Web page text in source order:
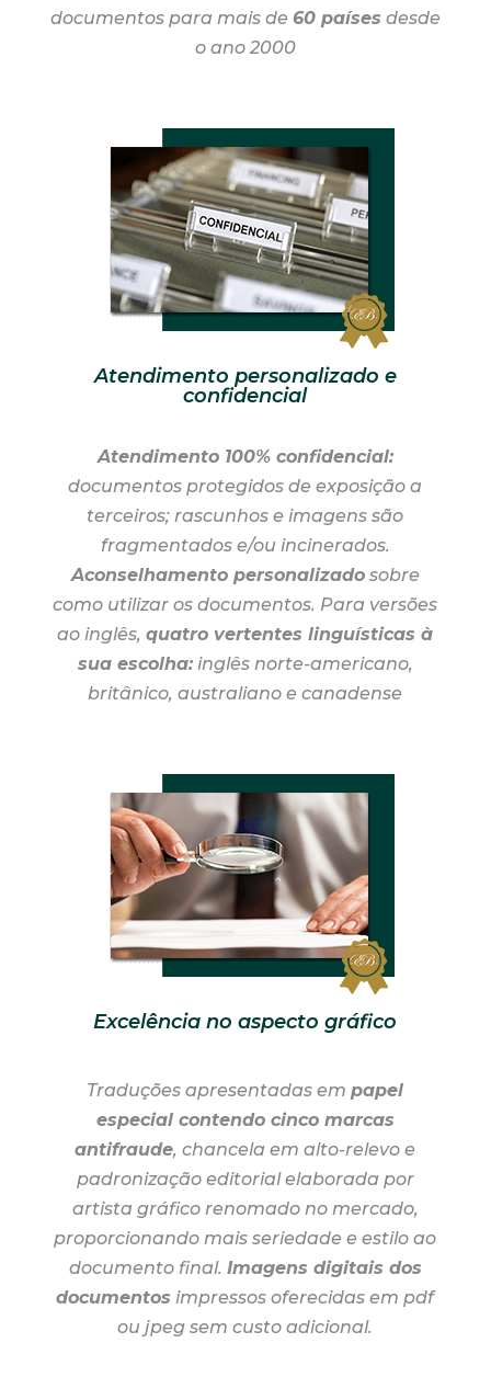
documentos para mais de 60 países desde
o ano 2000
Atendimento personalizado e
confidencial
Atendimento 100% confidencial:
documentos protegidos de exposição a
terceiros; rascunhos e imagens são
fragmentados e/ou incinerados.
Aconselhamento personalizadosobre
como utilizar os documentos. Para versões
ao inglês,quatro vertentes linguísticas à
sua escolha:inglês norte-americano,
britânico, australiano e canadense
Excelência no aspecto gráfico
Traduções apresentadas empapel
especial contendo cinco marcas
antifraude, chancela em alto-relevo e
padronização editorial elaborada por
artista gráfico renomado no mercado,
proporcionando mais seriedade e estilo ao
documento final. Imagens digitais dos
documentos impressos oferecidas em pdf
ou jpeg sem custo adicional.